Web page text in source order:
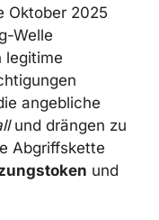
Oktober 2025
Welle
legitime
angebliche
und drängen zu
Abgriffskette
und